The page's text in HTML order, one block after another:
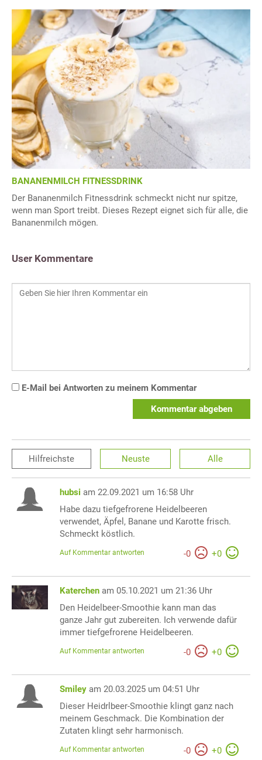
BANANENMILCH FITNESSDRINK
Der Bananenmilch Fitnessdrink schmeckt nicht nur spitze,
wenn man Sport treibt. Dieses Rezept eignet sich für alle, die
Bananenmilch mögen.
User Kommentare
E-Mail bei Antworten zu meinem Kommentar
Kommentar abgeben
Hilfreichste Neuste Alle
hubsi am 22.09.2021 um 16:58 Uhr
Habe dazu tiefgefrorene Heidelbeeren
verwendet, Äpfel, Banane und Karotte frisch.
Schmeckt köstlich.
-0 +0
Auf Kommentar antworten
Katerchen am 05.10.2021 um 21:36 Uhr
Den Heidelbeer-Smoothie kann man das
ganze Jahr gut zubereiten. Ich verwende dafür
immer tiefgefrorene Heidelbeeren.
-0 +0
Auf Kommentar antworten
Smiley am 20.03.2025 um 04:51 Uhr
Dieser Heidrlbeer-Smoothie klingt ganz nach
meinem Geschmack. Die Kombination der
Zutaten klingt sehr harmonisch.
-0 +0
Auf Kommentar antworten